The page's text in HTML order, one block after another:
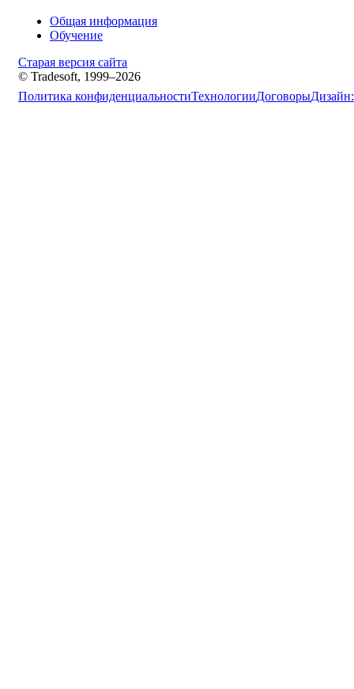
Общая информация
Обучение
Старая версия сайта
© Tradesoft, 1999–2026
Политика конфиденциальностиТехнологииДоговорыДизайн: